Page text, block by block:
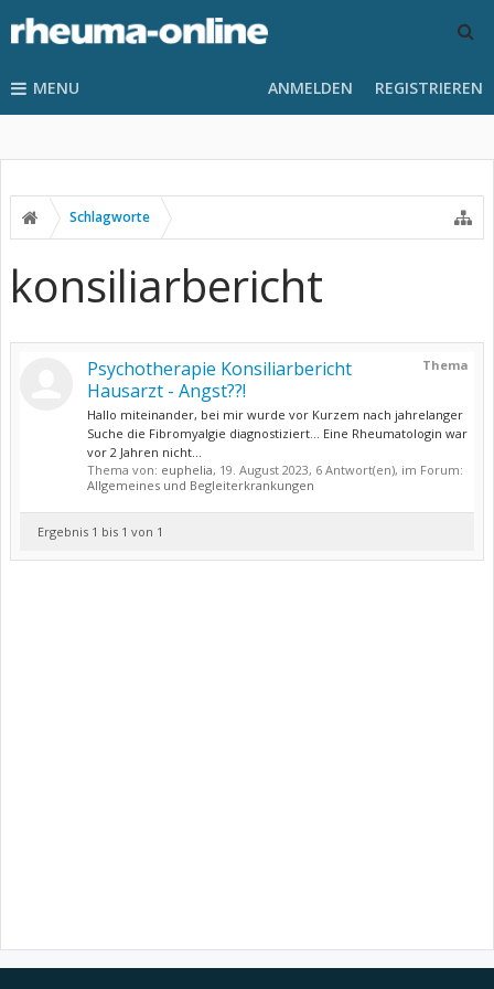
MENU ANMELDEN REGISTRIEREN
Schlagworte
konsiliarbericht
Thema
Psychotherapie Konsiliarbericht
Hausarzt - Angst??!
Hallo miteinander, bei mir wurde vor Kurzem nach jahrelanger
Suche die Fibromyalgie diagnostiziert... Eine Rheumatologin war
vor 2 Jahren nicht...
Thema von: euphelia, 19. August 2023, 6 Antwort(en), im Forum:
Allgemeines und Begleiterkrankungen
Ergebnis 1 bis 1 von 1